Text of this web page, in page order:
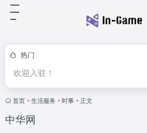
热门
欢迎入驻！
首页 • 生活服务 • 时事 • 正文
中华网